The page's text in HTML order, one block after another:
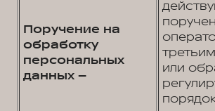
Поручение на
обработку
персональных
данных –
или